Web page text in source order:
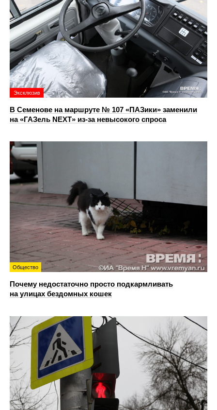
Эксклюзив
В Семенове на маршруте № 107 «ПАЗики» заменили
на «ГАЗель NEXT» из‑за невысокого спроса
Общество
Почему недостаточно просто подкармливать
на улицах бездомных кошек